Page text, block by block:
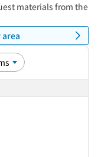
materials from the